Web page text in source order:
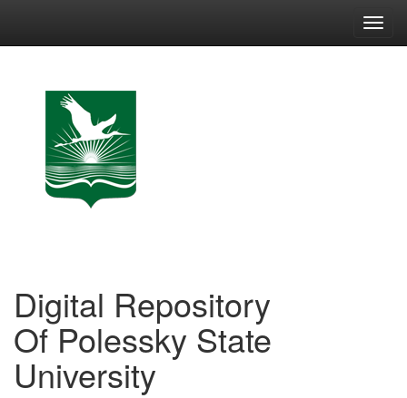
Digital Repository
Of Polessky State
University